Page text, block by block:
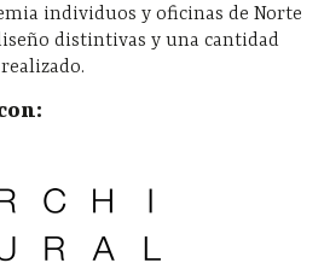
individuos y oficinas de Norte
distintivas y una cantidad